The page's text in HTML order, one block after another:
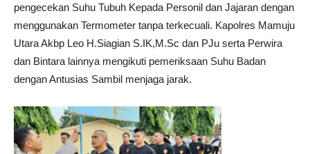
pengecekan Suhu Tubuh Kepada Personil dan Jajaran dengan
menggunakan Termometer tanpa terkecuali. Kapolres Mamuju
Utara Akbp Leo H.Siagian S.IK,M.Sc dan PJu serta Perwira
dan Bintara lainnya mengikuti pemeriksaan Suhu Badan
dengan Antusias Sambil menjaga jarak.